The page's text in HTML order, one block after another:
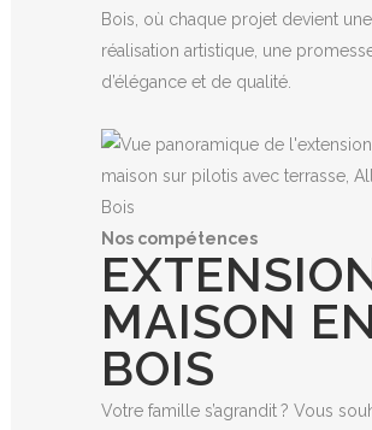
Bois, où chaque projet devient une
réalisation artistique, une
d’élégance et de qualité.
Nos compétences
MAISON
BOIS
Votre famille s’agrandit ? Vous